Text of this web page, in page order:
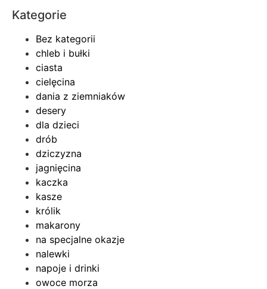
Kategorie
Bez kategorii
chleb i bułki
ciasta
cielęcina
dania z ziemniaków
desery
dla dzieci
drób
dziczyzna
jagnięcina
kaczka
kasze
królik
makarony
na specjalne okazje
nalewki
napoje i drinki
owoce morza